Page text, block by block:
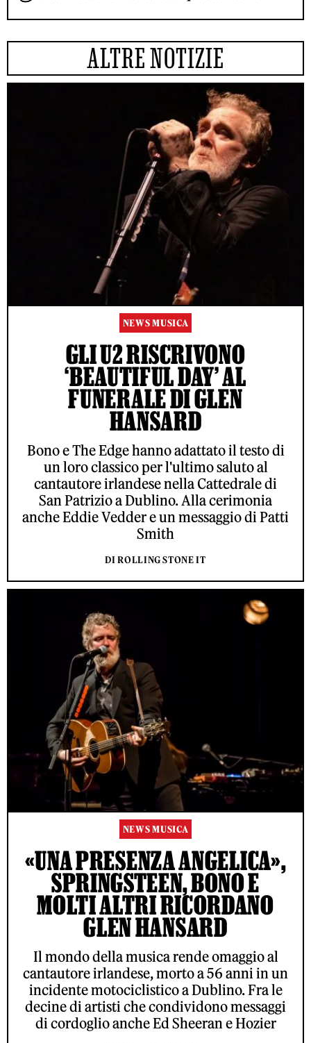
ALTRE NOTIZIE
NEWS MUSICA
GLI U2 RISCRIVONO
‘BEAUTIFUL DAY’ AL
FUNERALE DI GLEN
HANSARD
Bono e The Edge hanno adattato il testo di
un loro classico per l'ultimo saluto al
cantautore irlandese nella Cattedrale di
San Patrizio a Dublino. Alla cerimonia
anche Eddie Vedder e un messaggio di Patti
Smith
DI ROLLING STONE IT
NEWS MUSICA
«UNA PRESENZA ANGELICA»,
SPRINGSTEEN, BONO E
MOLTI ALTRI RICORDANO
GLEN HANSARD
Il mondo della musica rende omaggio al
cantautore irlandese, morto a 56 anni in un
incidente motociclistico a Dublino. Fra le
decine di artisti che condividono messaggi
di cordoglio anche Ed Sheeran e Hozier